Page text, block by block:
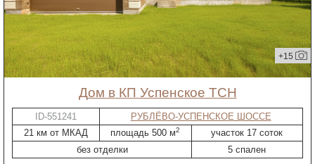
+15
дом в КП Успенское ТСН
ID-551241
РУБЛЁВО-УСПЕНСКОЕ ШОССЕ
21 км от МКАД
площадь 500 м2
участок 17 соток
без отделки
5 спален